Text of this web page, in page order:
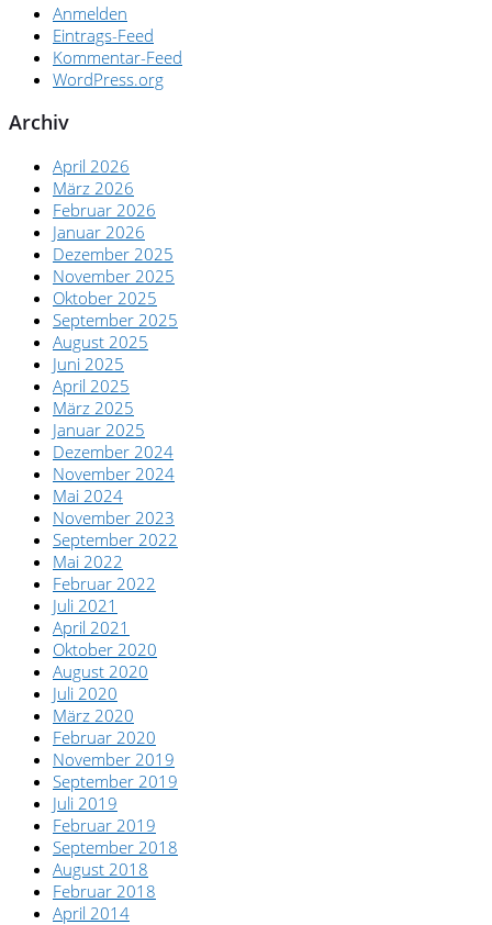
Anmelden
Eintrags-Feed
Kommentar-Feed
WordPress.org
Archiv
April 2026
März 2026
Februar 2026
Januar 2026
Dezember 2025
November 2025
Oktober 2025
September 2025
August 2025
Juni 2025
April 2025
März 2025
Januar 2025
Dezember 2024
November 2024
Mai 2024
November 2023
September 2022
Mai 2022
Februar 2022
Juli 2021
April 2021
Oktober 2020
August 2020
Juli 2020
März 2020
Februar 2020
November 2019
September 2019
Juli 2019
Februar 2019
September 2018
August 2018
Februar 2018
April 2014